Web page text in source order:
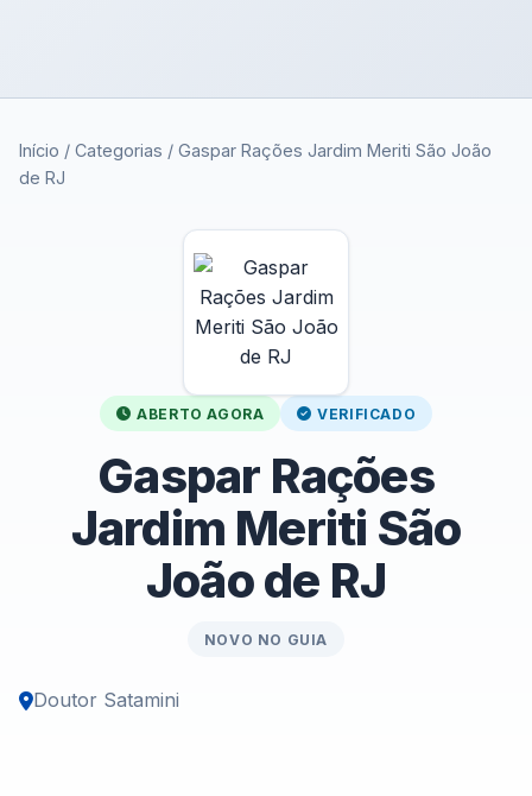
Início / Categorias / Gaspar Rações Jardim Meriti São João
de RJ
ABERTO AGORA VERIFICADO
Gaspar Rações
Jardim Meriti São
João de RJ
NOVO NO GUIA
Doutor Satamini